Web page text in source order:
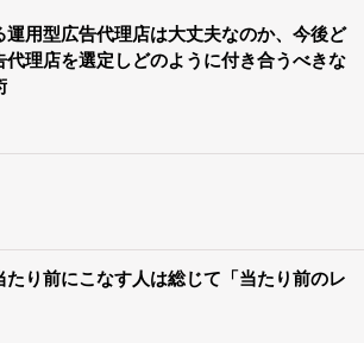
運用型広告代理店は大丈夫なのか、今後ど
代理店を選定しどのように付き合うべきな
たり前にこなす人は総じて「当たり前のレ